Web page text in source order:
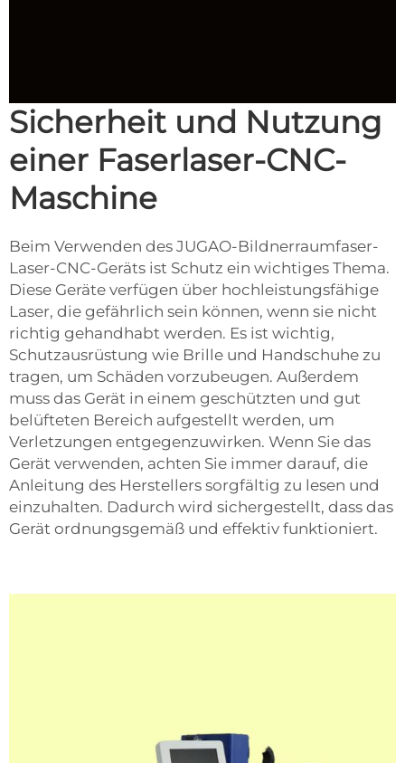
Sicherheit und Nutzung
einer Faserlaser-CNC-
Maschine
Beim Verwenden des JUGAO-Bildnerraumfaser-
Laser-CNC-Geräts ist Schutz ein wichtiges Thema.
Diese Geräte verfügen über hochleistungsfähige
Laser, die gefährlich sein können, wenn sie nicht
richtig gehandhabt werden. Es ist wichtig,
Schutzausrüstung wie Brille und Handschuhe zu
tragen, um Schäden vorzubeugen. Außerdem
muss das Gerät in einem geschützten und gut
belüfteten Bereich aufgestellt werden, um
Verletzungen entgegenzuwirken. Wenn Sie das
Gerät verwenden, achten Sie immer darauf, die
Anleitung des Herstellers sorgfältig zu lesen und
einzuhalten. Dadurch wird sichergestellt, dass das
Gerät ordnungsgemäß und effektiv funktioniert.